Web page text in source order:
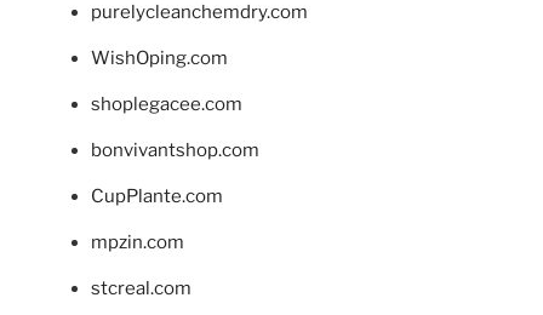
purelycleanchemdry.com
WishOping.com
shoplegacee.com
bonvivantshop.com
CupPlante.com
mpzin.com
stcreal.com